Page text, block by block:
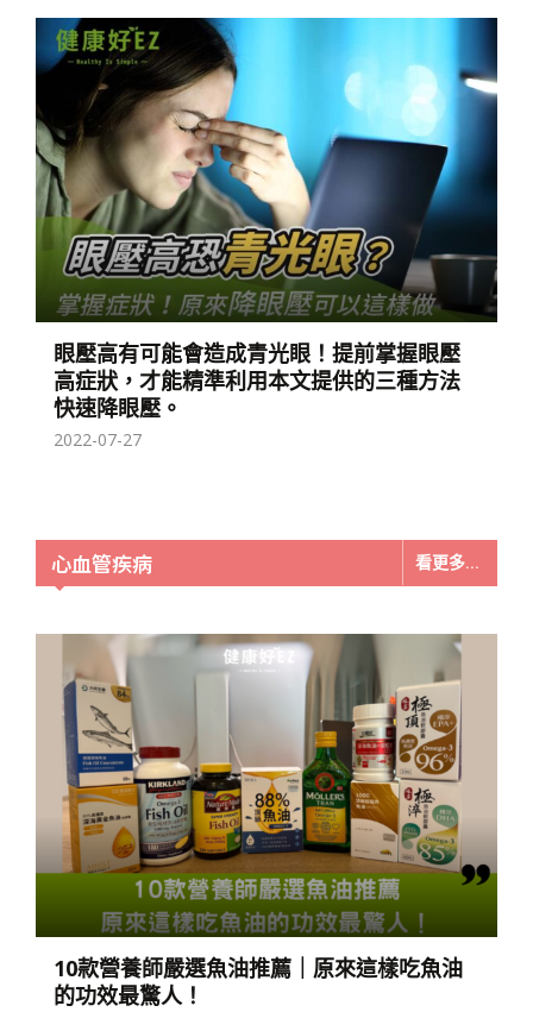
眼壓高有可能會造成青光眼！提前掌握眼壓
高症狀，才能精準利用本文提供的三種方法
快速降眼壓。
2022-07-27
心血管疾病 看更多...
10款營養師嚴選魚油推薦｜原來這樣吃魚油
的功效最驚人！